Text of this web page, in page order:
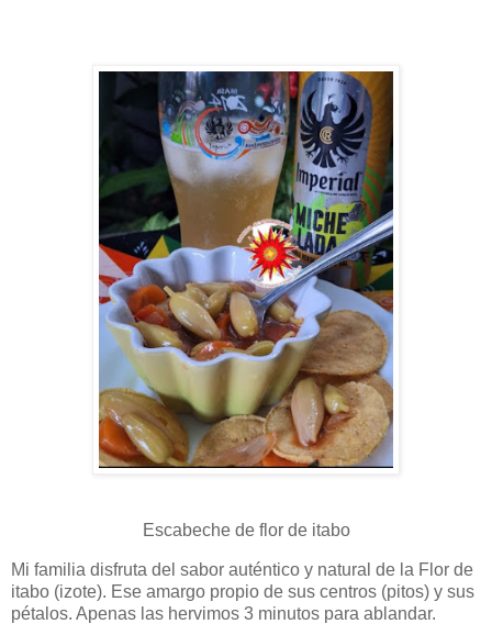
Escabeche de flor de itabo
Mi familia disfruta del sabor auténtico y natural de la Flor de
itabo (izote). Ese amargo propio de sus centros (pitos) y sus
pétalos. Apenas las hervimos 3 minutos para ablandar.